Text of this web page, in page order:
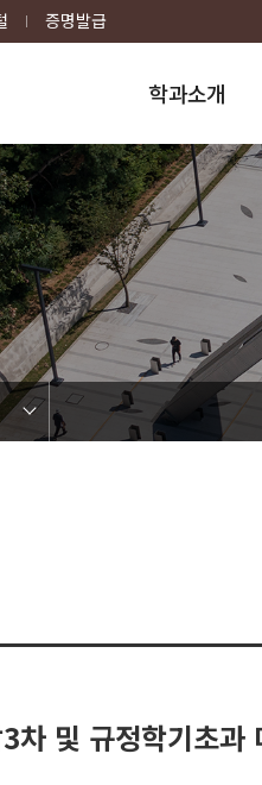
증명발급
학과소개
및 규정학기초과